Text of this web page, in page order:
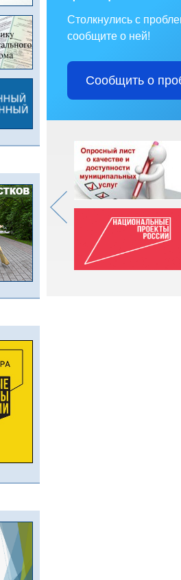
Столкнулись с
сообщите о ней!
Сообщить о